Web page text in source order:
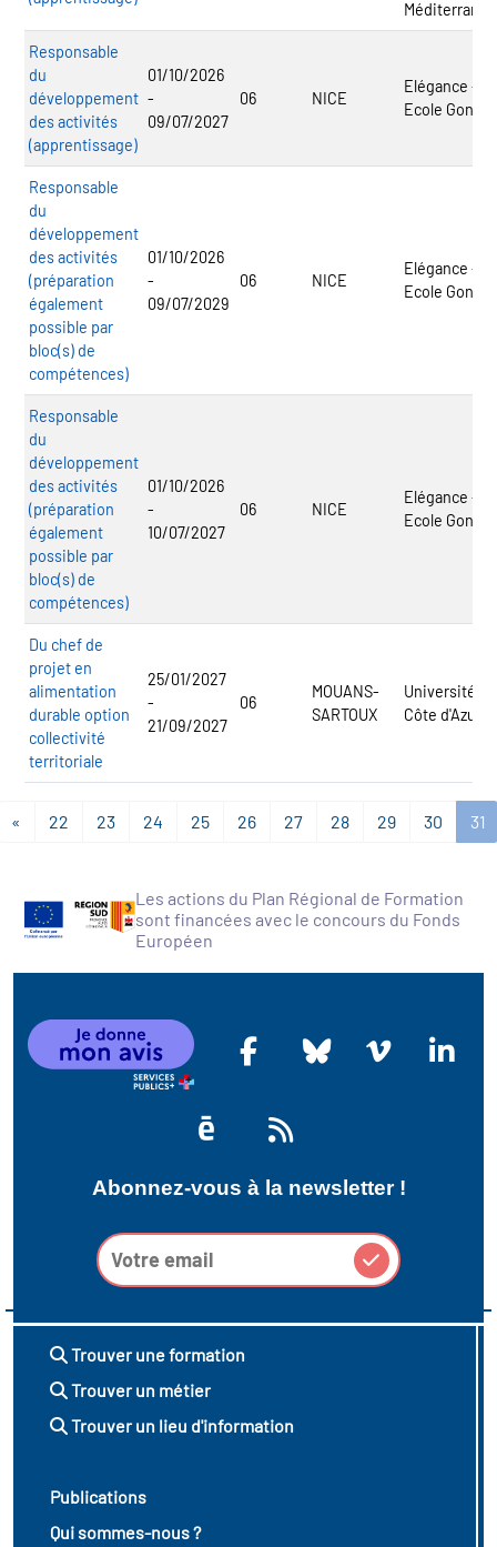
Méditerranée
Responsable
du
développement
des activités
(apprentissage)
01/10/2026
-
09/07/2027
06 NICE
Elégance -
Ecole
Responsable
du
développement
des activités
(préparation
également
possible par
bloc(s) de
compétences)
01/10/2026
-
09/07/2029
06 NICE
Elégance -
Ecole
Responsable
du
développement
des activités
(préparation
également
possible par
bloc(s) de
compétences)
01/10/2026
-
10/07/2027
06 NICE
Elégance -
Ecole
Du chef de
projet en
alimentation
durable option
collectivité
territoriale
25/01/2027
-
21/09/2027
06
MOUANS-
SARTOUX
Université
Côte d'Azur
« 22 23 24 25 26 27 28 29 30 31
Les actions du Plan Régional de Formation
sont financées avec le concours du Fonds
Européen
Abonnez-vous à la newsletter !
Trouver une formation
Trouver un métier
Trouver un lieu d'information
Publications
Qui sommes-nous ?